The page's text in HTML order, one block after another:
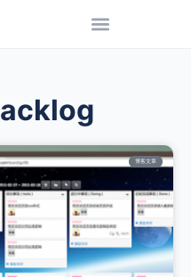
博客文章